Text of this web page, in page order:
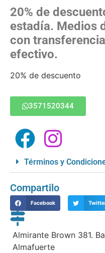
20% de
estadía. Medios
con
efectivo.
20% de descuento
3571520344
Términos y
Compartilo
Facebook
Almirante Brown 381.
Almafuerte